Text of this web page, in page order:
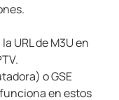
URL de M3U en
o GSE
en estos